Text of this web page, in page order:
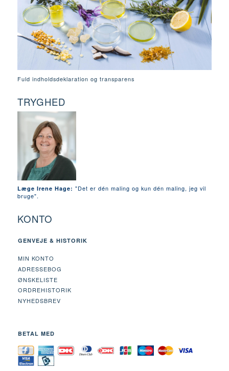
Fuld indholdsdeklaration og transparens
TRYGHED
Læge Irene Hage: "Det er dén maling og kun dén maling, jeg vil
bruge".
KONTO
GENVEJE & HISTORIK
MIN KONTO
ADRESSEBOG
ØNSKELISTE
ORDREHISTORIK
NYHEDSBREV
BETAL MED